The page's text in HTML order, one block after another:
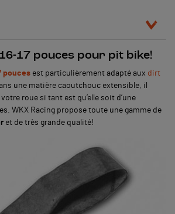
17 pouces pour pit bike!
pouces est particulièrement adapté aux dirt
une matière caoutchouc extensible, il
roue si tant est qu’elle soit d’une
WKX Racing propose toute une gamme de
et de très grande qualité!